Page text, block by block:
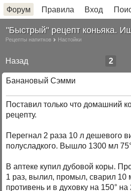
Форум Правила Вход
"Быстрый" рецепт коньяка.
Рецепты напитков Настойки
Назад 2
Банановый Сэмми
Поставил только что домашний
рецепту.
Перегнал 2 раза 10 л дешевого
полусладкого. Вышло 1300 мл
В аптеке купил дубовой коры.
1 раз, вылил, промыл, сварил 10
противень и в духовку на 150°